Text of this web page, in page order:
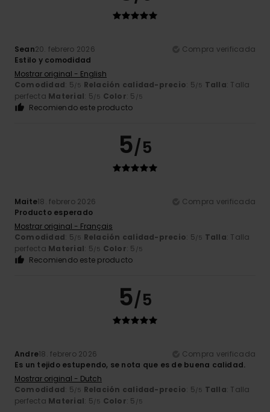
Sean20. febrero 2026
Compra verificada
Estilo y comodidad
Mostrar original - English
Comodidad: 5/5 Relación calidad-precio: 5/5 Talla: Talla
perfecta Material: 5/5 Color: 5 /5
Recomiendo este producto
5/5
Maite18. febrero 2026
Compra verificada
Producto esperado
Mostrar original - Français
Comodidad: 5/5 Relación calidad-precio: 5/5 Talla: Talla
perfecta Material: 5/5 Color: 5 /5
Recomiendo este producto
5/5
Andre18. febrero 2026
Compra verificada
Es un tejido estupendo, se nota que es de buena calidad.
Mostrar original - Dutch
Comodidad: 5/5 Relación calidad-precio: 5/5 Talla: Talla
perfecta Material: 5/5 Color: 5 /5